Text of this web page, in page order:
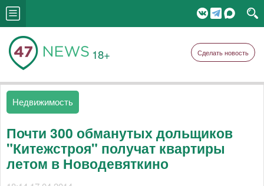
18+ Сделать новость
Недвижимость
Почти 300 обманутых дольщиков
"Китежстроя" получат квартиры
летом в Новодевяткино